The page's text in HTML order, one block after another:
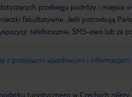
przebiegu podróży i miejsca
fakultatywne. Jeśli potrzebują
telefonicznie, SMS-owo lub za
z przepisami wjazdowymi i
turystycznego w Czechach